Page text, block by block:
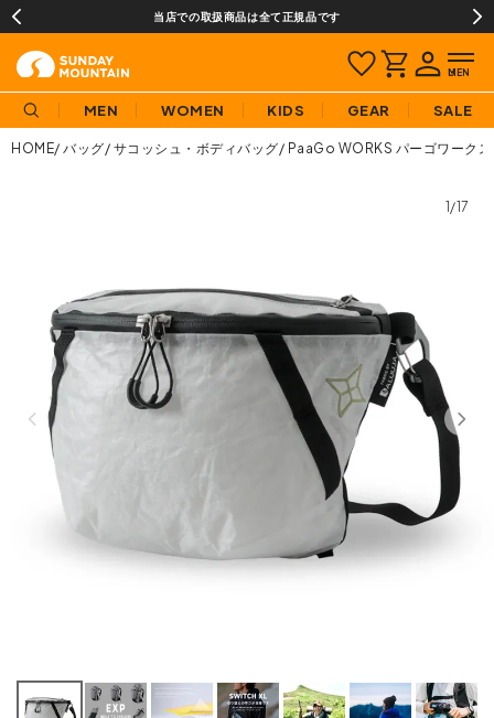
当店での取扱商品は全て正規品です
MEN WOMEN KIDS GEAR SALE
HOME バッグ サコッシュ・ボディバッグ PaaGo WORKS パーゴワークス
1/17